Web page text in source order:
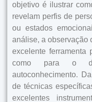
objetivo é ilustrar
revelam perfis de
ou estados
análise, a observação
excelente ferramenta
como para o
autoconhecimento.
de técnicas
excelentes